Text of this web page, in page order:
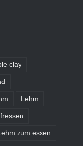
clay
Lehm
zum essen